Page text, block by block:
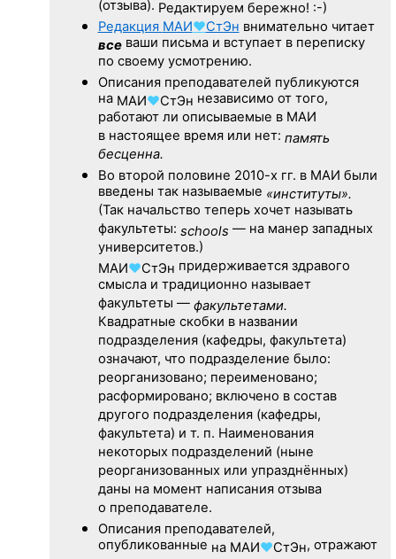
(отзыва). Редактируем бережно! :-)
Редакция МАИ♥СтЭн внимательно читает
всеваши письма и вступает в переписку
по своему усмотрению.
Описания преподавателей публикуются
на МАИ♥СтЭн независимо от того,
работают ли описываемые в МАИ
в настоящее время или нет: память
бесценна.
Во второй половине 2010-х гг. в МАИ были
введены так называемые «институты».
(Так начальство теперь хочет называть
факультеты: schools — на манер западных
университетов.)
МАИ♥СтЭн придерживается здравого
смысла и традиционно называет
факультеты — факультетами.
Квадратные скобки в названии
подразделения (кафедры, факультета)
означают, что подразделение было:
реорганизовано; переименовано;
расформировано; включено в состав
другого подразделения (кафедры,
факультета) и т. п. Наименования
некоторых подразделений (ныне
реорганизованных или упразднённых)
даны на момент написания отзыва
о преподавателе.
Описания преподавателей,
опубликованные на МАИ♥СтЭн, отражают